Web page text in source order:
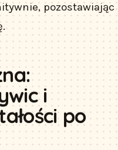
pozostawiając
i
po